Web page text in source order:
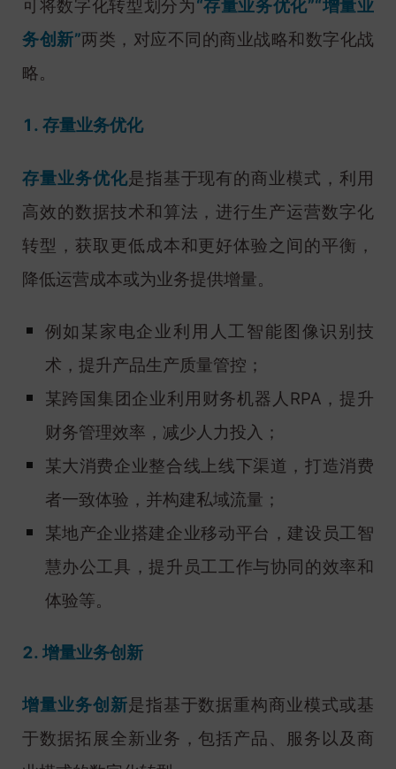
可将数字化转型划分为“存量业务优化”“增量业
务创新”两类，对应不同的商业战略和数字化战
略。
1. 存量业务优化
存量业务优化是指基于现有的商业模式，利用
高效的数据技术和算法，进行生产运营数字化
转型，获取更低成本和更好体验之间的平衡，
降低运营成本或为业务提供增量。
例如某家电企业利用人工智能图像识别技
术，提升产品生产质量管控；
某跨国集团企业利用财务机器人RPA，提升
财务管理效率，减少人力投入；
某大消费企业整合线上线下渠道，打造消费
者一致体验，并构建私域流量；
某地产企业搭建企业移动平台，建设员工智
慧办公工具，提升员工工作与协同的效率和
体验等。
2. 增量业务创新
增量业务创新是指基于数据重构商业模式或基
于数据拓展全新业务，包括产品、服务以及商